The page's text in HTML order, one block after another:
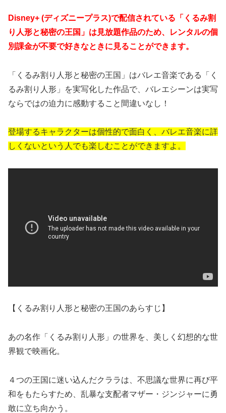
Disney+ (ディズニープラス)で配信されている「くるみ割
り人形と秘密の王国」は見放題作品のため、レンタルの個
別課金が不要で好きなときに見ることができます。
「くるみ割り人形と秘密の王国」はバレエ音楽である「く
るみ割り人形」を実写化した作品で、バレエシーンは実写
ならではの迫力に感動すること間違いなし！
登場するキャラクターは個性的で面白く、バレエ音楽に詳
しくないという人でも楽しむことができますよ。
【くるみ割り人形と秘密の王国のあらすじ】
あの名作「くるみ割り人形」の世界を、美しく幻想的な世
界観で映画化。
４つの王国に迷い込んだクララは、不思議な世界に再び平
和をもたらすため、乱暴な支配者マザー・ジンジャーに勇
敢に立ち向かう。